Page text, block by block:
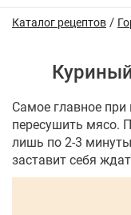
Каталог рецептов /
Самое главное при
пересушить мясо.
лишь по 2-3
заставит себя